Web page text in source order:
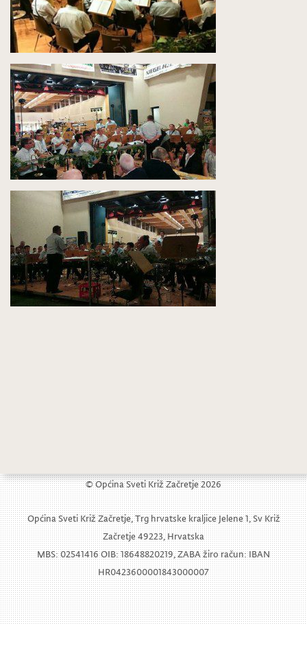
© Općina Sveti Križ Začretje 2026
Općina Sveti Križ Začretje, Trg hrvatske kraljice Jelene 1, Sv Križ
Začretje 49223, Hrvatska
MBS: 02541416 OIB: 18648820219, ZABA žiro račun: IBAN
HR0423600001843000007